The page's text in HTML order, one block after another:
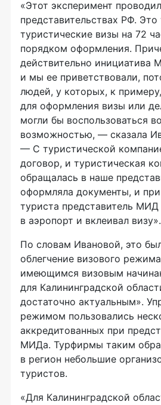
«Этот эксперимент
представительствах РФ.
туристические визы на 72
порядком оформления.
действительно инициатива
и мы ее приветствовали,
людей, у которых, к
для оформления визы или
могли бы воспользоваться
возможностью, — сказала
— С туристической
договор, и туристическая
обращалась в наше
оформляла документы, и
туриста представитель
в аэропорт и вклеивал визу».
По словам Ивановой, это
облегчение визового
имеющимся визовым
для Калининградской
достаточно актуальным».
режимом пользовались
аккредитованных при
МИДа. Турфирмы таким
в регион небольшие
туристов.
«Для Калининградской